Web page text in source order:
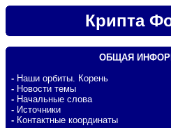
Крипта
ОБЩАЯ
- Наши орбиты. Корень
- Новости темы
- Начальные слова
- Источники
- Контактные координаты